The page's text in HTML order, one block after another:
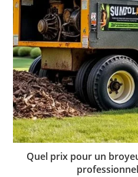
Quel prix pour un